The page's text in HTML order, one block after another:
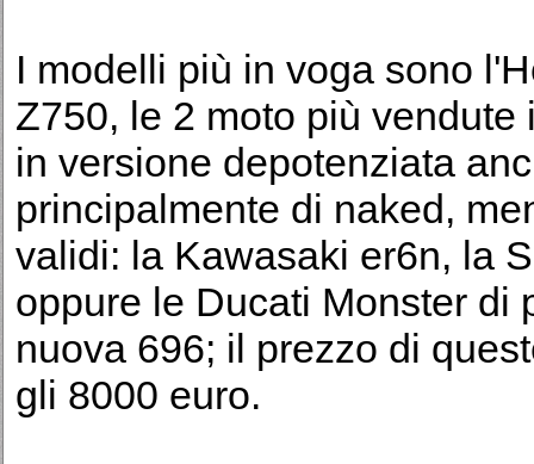
I modelli più in voga sono
Z750, le 2 moto più
in versione depotenziata
principalmente di naked,
validi: la Kawasaki er6n, la
oppure le Ducati Monster di
nuova 696; il prezzo di
gli 8000 euro.